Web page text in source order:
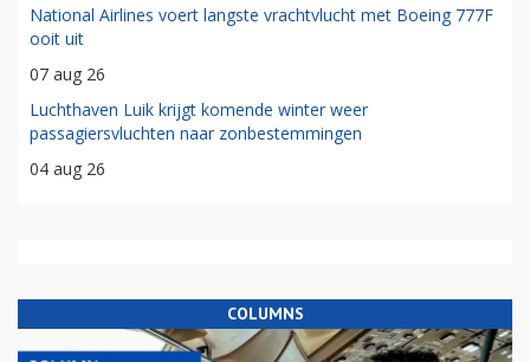
National Airlines voert langste vrachtvlucht met Boeing 777F
ooit uit
07 aug 26
Luchthaven Luik krijgt komende winter weer
passagiersvluchten naar zonbestemmingen
04 aug 26
COLUMNS